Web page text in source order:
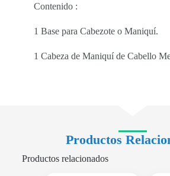
Contenido :
1 Base para Cabezote o Maniquí.
1 Cabeza de Maniquí de Cabello
Productos
Productos relacionados